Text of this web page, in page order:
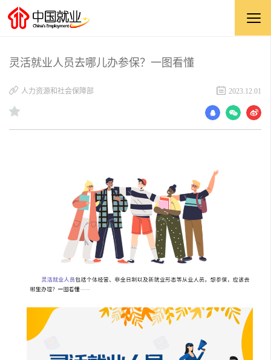
灵活就业人员去哪儿办参保？一图看懂
人力资源和社会保障部 2023.12.01